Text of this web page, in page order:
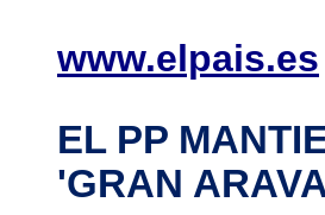
www.elpais.es
EL PP
'GRAN